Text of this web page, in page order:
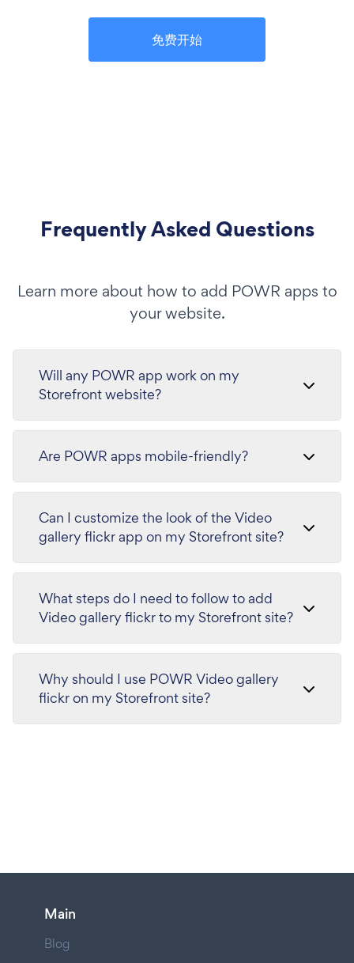
免费开始
Frequently Asked Questions
Learn more about how to add POWR apps to
your website.
Will any POWR app work on my
Storefront website?
Are POWR apps mobile-friendly?
Can I customize the look of the Video
gallery flickr app on my Storefront site?
What steps do I need to follow to add
Video gallery flickr to my Storefront site?
Why should I use POWR Video gallery
flickr on my Storefront site?
Main
Blog